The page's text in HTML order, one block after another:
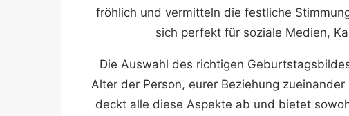
fröhlich und vermitteln die festliche
sich perfekt für soziale Medien,
Die Auswahl des richtigen
Alter der Person, eurer Beziehung
deckt alle diese Aspekte ab und bietet